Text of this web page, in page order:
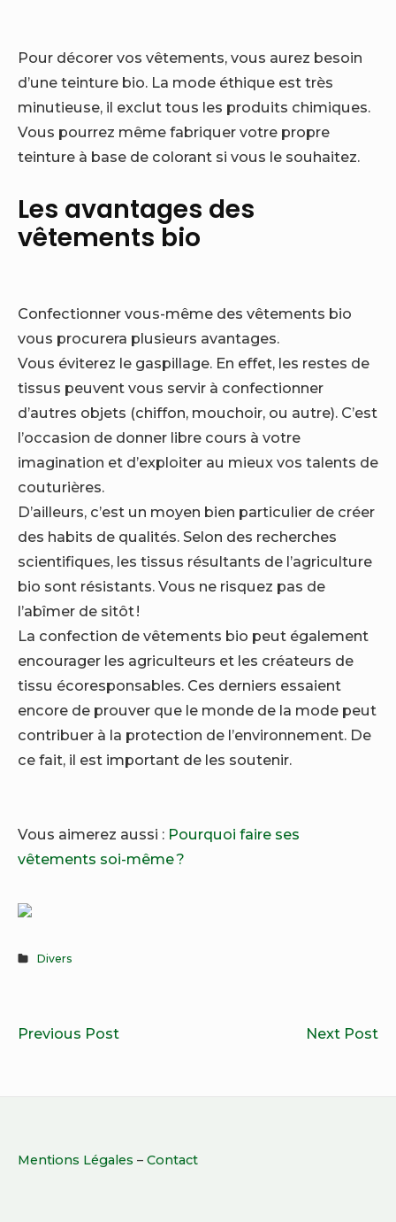
Pour décorer vos vêtements, vous aurez besoin
d’une teinture bio. La mode éthique est très
minutieuse, il exclut tous les produits chimiques.
Vous pourrez même fabriquer votre propre
teinture à base de colorant si vous le souhaitez.
Les avantages des
vêtements bio
Confectionner vous-même des vêtements bio
vous procurera plusieurs avantages.
Vous éviterez le gaspillage. En effet, les restes de
tissus peuvent vous servir à confectionner
d’autres objets (chiffon, mouchoir, ou autre). C’est
l’occasion de donner libre cours à votre
imagination et d’exploiter au mieux vos talents de
couturières.
D’ailleurs, c’est un moyen bien particulier de créer
des habits de qualités. Selon des recherches
scientifiques, les tissus résultants de l’agriculture
bio sont résistants. Vous ne risquez pas de
l’abîmer de sitôt !
La confection de vêtements bio peut également
encourager les agriculteurs et les créateurs de
tissu écoresponsables. Ces derniers essaient
encore de prouver que le monde de la mode peut
contribuer à la protection de l’environnement. De
ce fait, il est important de les soutenir.
Vous aimerez aussi : Pourquoi faire ses
vêtements soi-même ?
Divers
Navigation
Previous PostQu’est-
grives»
Next PostLa
Footer
Mentions Légales – Contact